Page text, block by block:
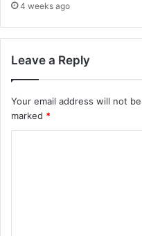
4 weeks ago
Leave a Reply
Your email address will not
marked *